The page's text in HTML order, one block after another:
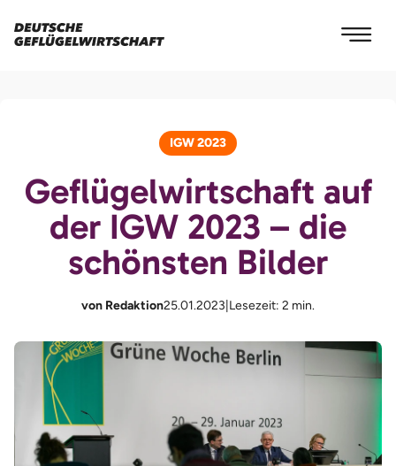
IGW 2023
Geflügelwirtschaft auf
der IGW 2023 – die
schönsten Bilder
von Redaktion25.01.2023 Lesezeit: 2 min.